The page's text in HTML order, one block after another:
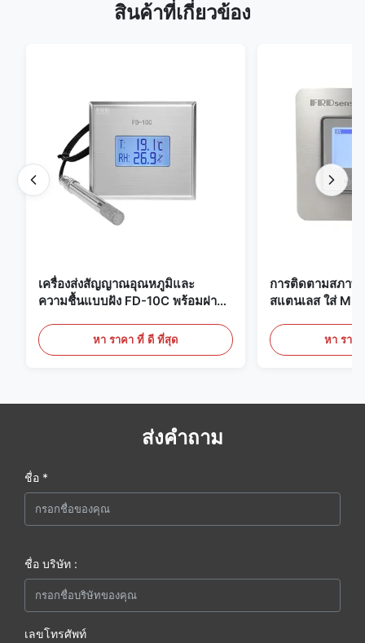
สินค้าที่เกี่ยวข้อง
เครื่องส่งสัญญาณอุณหภูมิและ
ความชื้นแบบฝัง FD-10C พร้อมฝา
เลสสตีล 316Lหา ราคา ที่ ดี ที่สุด
การติดตามสภาพ
สแตนเลส ใส่
ทางการแพทย์ / ค
หา ราค
ส่งคำถาม
ชื่อ *
ชื่อ บริษัท :
เลขโทรศัพท์